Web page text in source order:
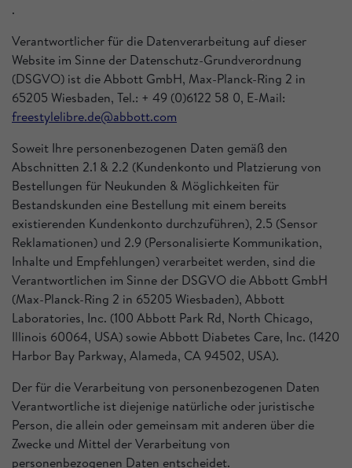
.
Verantwortlicher für die Datenverarbeitung auf dieser
Website im Sinne der Datenschutz-Grundverordnung
(DSGVO) ist die Abbott GmbH, Max-Planck-Ring 2 in
65205 Wiesbaden, Tel.: + 49 (0)6122 58 0, E-Mail:
freestylelibre.de@abbott.com
Soweit Ihre personenbezogenen Daten gemäß den
Abschnitten 2.1 & 2.2 (Kundenkonto und Platzierung von
Bestellungen für Neukunden & Möglichkeiten für
Bestandskunden eine Bestellung mit einem bereits
existierenden Kundenkonto durchzuführen), 2.5 (Sensor
Reklamationen) und 2.9 (Personalisierte Kommunikation,
Inhalte und Empfehlungen) verarbeitet werden, sind die
Verantwortlichen im Sinne der DSGVO die Abbott GmbH
(Max-Planck-Ring 2 in 65205 Wiesbaden), Abbott
Laboratories, Inc. (100 Abbott Park Rd, North Chicago,
Illinois 60064, USA) sowie Abbott Diabetes Care, Inc. (1420
Harbor Bay Parkway, Alameda, CA 94502, USA).
Der für die Verarbeitung von personenbezogenen Daten
Verantwortliche ist diejenige natürliche oder juristische
Person, die allein oder gemeinsam mit anderen über die
Zwecke und Mittel der Verarbeitung von
personenbezogenen Daten entscheidet.